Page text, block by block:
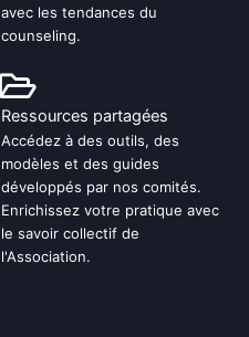
avec les tendances du
counseling.
Ressources partagées
Accédez à des outils, des
modèles et des guides
développés par nos comités.
Enrichissez votre pratique avec
le savoir collectif de
l'Association.